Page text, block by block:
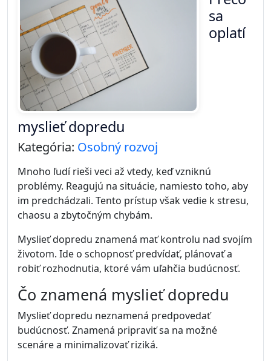
sa
oplatí
myslieť dopredu
Kategória: Osobný rozvoj
Mnoho ľudí rieši veci až vtedy, keď vzniknú
problémy. Reagujú na situácie, namiesto toho, aby
im predchádzali. Tento prístup však vedie k stresu,
chaosu a zbytočným chybám.
Myslieť dopredu znamená mať kontrolu nad svojím
životom. Ide o schopnosť predvídať, plánovať a
robiť rozhodnutia, ktoré vám uľahčia budúcnosť.
Čo znamená myslieť dopredu
Myslieť dopredu neznamená predpovedať
budúcnosť. Znamená pripraviť sa na možné
scenáre a minimalizovať riziká.